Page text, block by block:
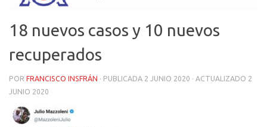
18 nuevos casos y 10 nuevos
recuperados
POR FRANCISCO INSFRÁN · PUBLICADA 2 JUNIO 2020 · ACTUALIZADO 2
JUNIO 2020